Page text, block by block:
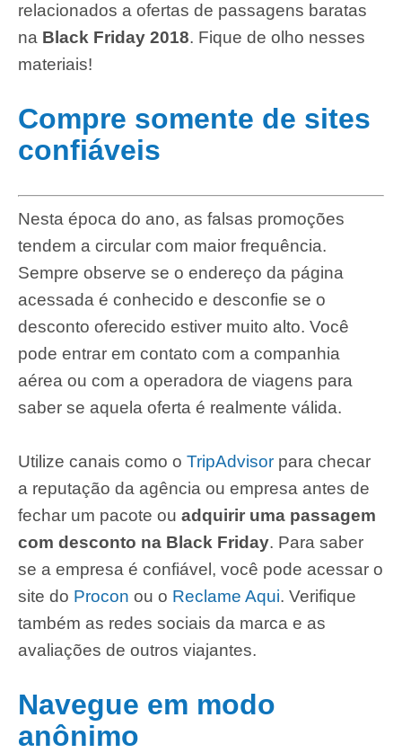
relacionados a ofertas de passagens baratas
na Black Friday 2018. Fique de olho nesses
materiais!
Compre somente de sites
confiáveis
Nesta época do ano, as falsas promoções
tendem a circular com maior frequência.
Sempre observe se o endereço da página
acessada é conhecido e desconfie se o
desconto oferecido estiver muito alto. Você
pode entrar em contato com a companhia
aérea ou com a operadora de viagens para
saber se aquela oferta é realmente válida.
Utilize canais como o TripAdvisor para checar
a reputação da agência ou empresa antes de
fechar um pacote ou adquirir uma passagem
com desconto na Black Friday. Para saber
se a empresa é confiável, você pode acessar o
site do Procon ou o Reclame Aqui. Verifique
também as redes sociais da marca e as
avaliações de outros viajantes.
Navegue em modo
anônimo